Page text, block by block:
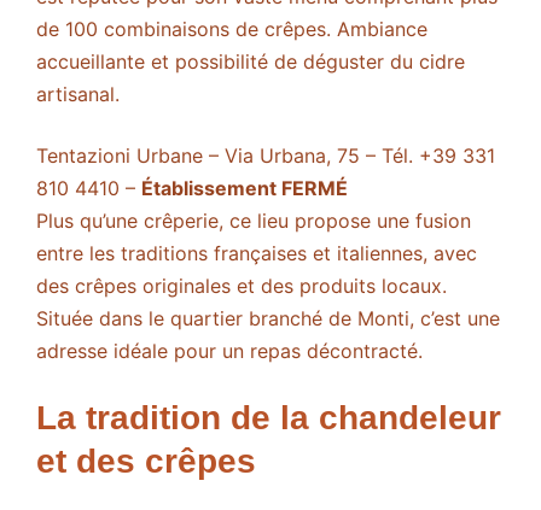
de 100 combinaisons de crêpes. Ambiance
accueillante et possibilité de déguster du cidre
artisanal.
Tentazioni Urbane – Via Urbana, 75 – Tél. +39 331
810 4410 – Établissement FERMÉ
Plus qu’une crêperie, ce lieu propose une fusion
entre les traditions françaises et italiennes, avec
des crêpes originales et des produits locaux.
Située dans le quartier branché de Monti, c’est une
adresse idéale pour un repas décontracté.
La tradition de la chandeleur
et des crêpes